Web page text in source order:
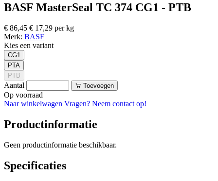
BASF MasterSeal TC 374 CG1 - PTB
€ 86,45 € 17,29 per kg
Merk: BASF
Kies een variant
CG1
PTA
PTB
Aantal Toevoegen
Op voorraad
Naar winkelwagen Vragen? Neem contact op!
Productinformatie
Geen productinformatie beschikbaar.
Specificaties